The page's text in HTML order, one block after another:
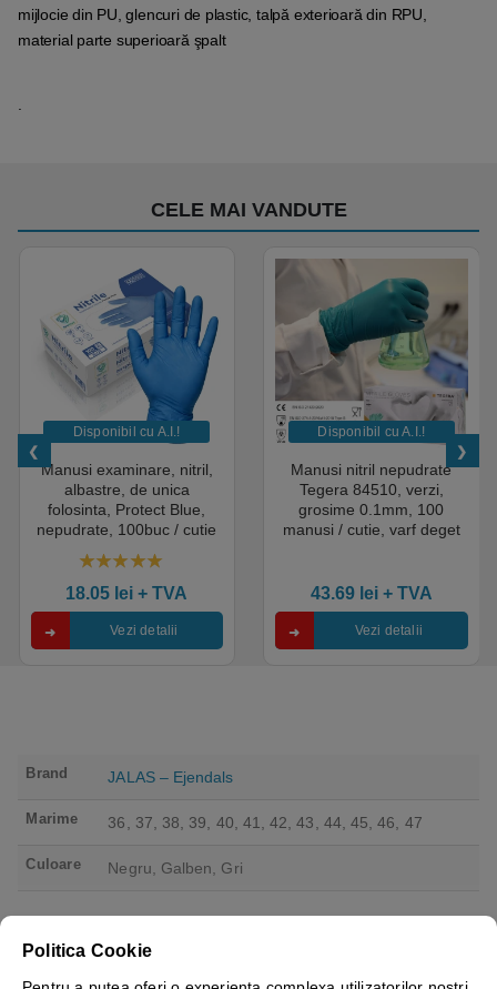
mijlocie din PU, glencuri de plastic, talpă exterioară din RPU,
material parte superioară şpalt
CELE MAI VANDUTE
Disponibil cu A.I.​!
Manusi examinare, nitril,
albastre, de unica
folosinta, Protect Blue,
nepudrate, 100buc / cutie
saloane si domeniul
industrial, calitate premium
18.05 lei + TVA
Vezi detalii
Disponibil cu A.I.​!
Manusi nitril nepudrate
Tegera 84510, verzi,
grosime 0.1mm, 100
manusi / cutie, varf deget
43.69 lei+ TVA
Vezi detalii
Brand JALAS – Ejendals
Marime 36, 37, 38, 39, 40, 41, 42, 43, 44, 45, 46, 47
Culoare Negru, Galben, Gri
Politica Cookie